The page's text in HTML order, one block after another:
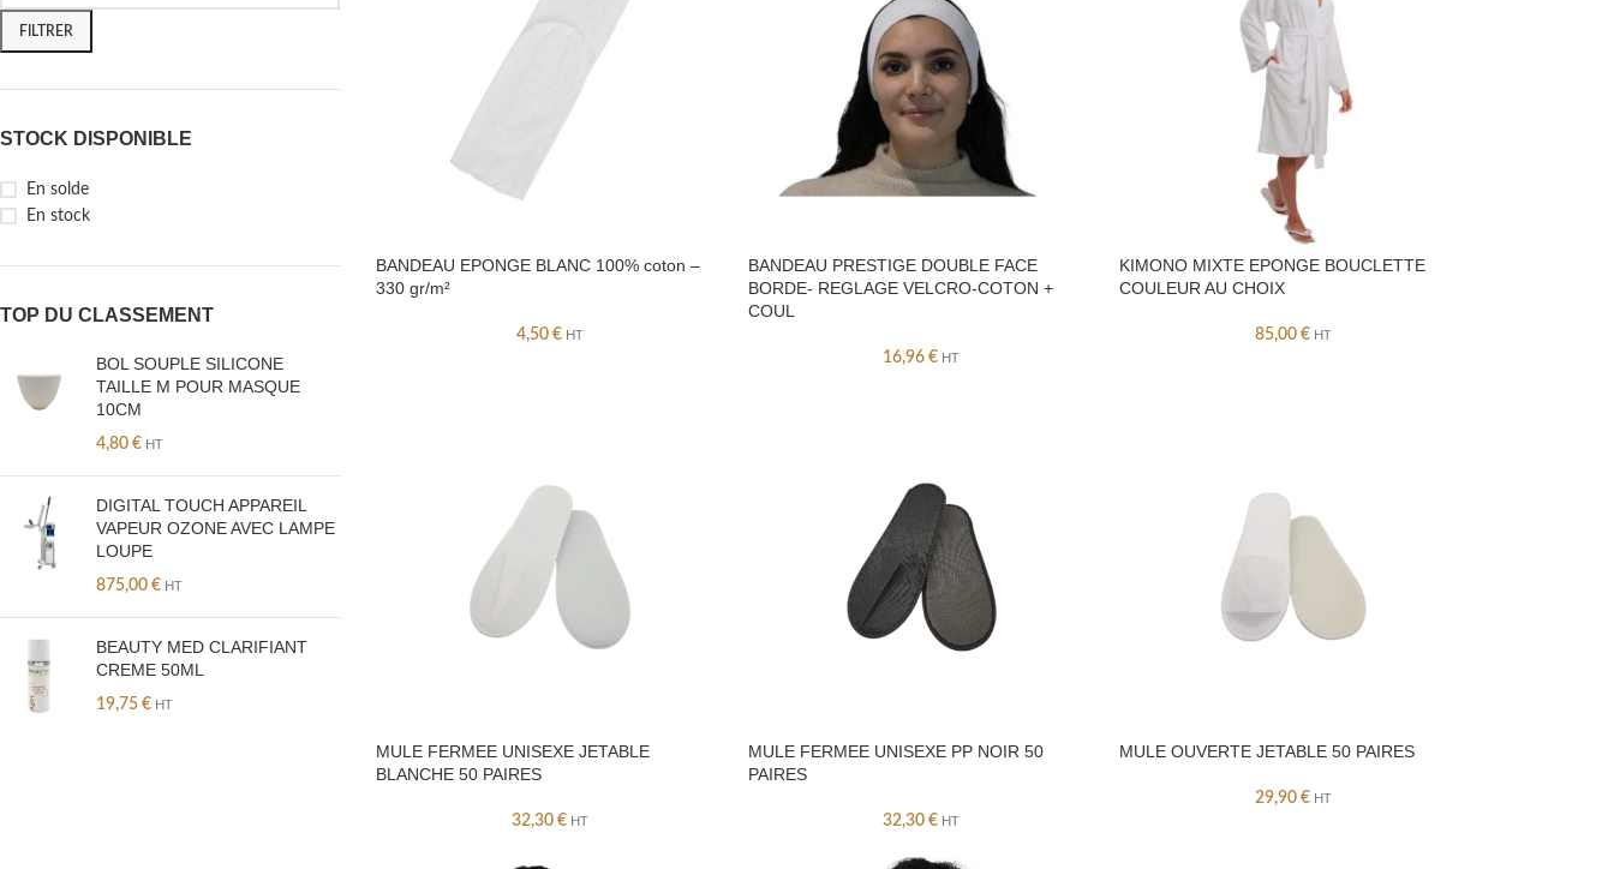
FILTRER
STOCK DISPONIBLE
En solde
En stock
TOP DU CLASSEMENT
BOL SOUPLE SILICONE
TAILLE M POUR MASQUE
10CM
4,80 € HT
DIGITAL TOUCH APPAREIL
VAPEUR OZONE AVEC LAMPE
LOUPE
875,00 € HT
BEAUTY MED CLARIFIANT
CREME 50ML
19,75 € HT
BANDEAU EPONGE BLANC 100% coton –
330 gr/m²
4,50 € HT
BANDEAU PRESTIGE DOUBLE FACE
BORDE- REGLAGE VELCRO-COTON +
COUL
16,96€ HT
KIMONO MIXTE EPONGE BOUCLETTE
COULEUR AU CHOIX
85,00€ HT
MULE FERMEE UNISEXE JETABLE
BLANCHE 50 PAIRES
32,30 € HT
MULE FERMEE UNISEXE PP NOIR 50
PAIRES
32,30€ HT
MULE OUVERTE JETABLE 50 PAIRES
29,90€ HT